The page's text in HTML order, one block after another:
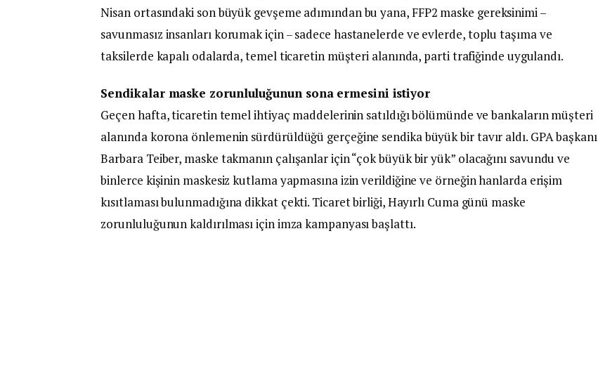
Nisan ortasındaki son büyük gevşeme adımından bu yana, FFP2 maske gereksinimi –
savunmasız insanları korumak için – sadece hastanelerde ve evlerde, toplu taşıma ve
taksilerde kapalı odalarda, temel ticaretin müşteri alanında, parti trafiğinde uygulandı.
Sendikalar maske zorunluluğunun sona ermesini istiyor
Geçen hafta, ticaretin temel ihtiyaç maddelerinin satıldığı bölümünde ve bankaların müşteri
alanında korona önlemenin sürdürüldüğü gerçeğine sendika büyük bir tavır aldı. GPA başkanı
Barbara Teiber, maske takmanın çalışanlar için “çok büyük bir yük” olacağını savundu ve
binlerce kişinin maskesiz kutlama yapmasına izin verildiğine ve örneğin hanlarda erişim
kısıtlaması bulunmadığına dikkat çekti. Ticaret birliği, Hayırlı Cuma günü maske
zorunluluğunun kaldırılması için imza kampanyası başlattı.